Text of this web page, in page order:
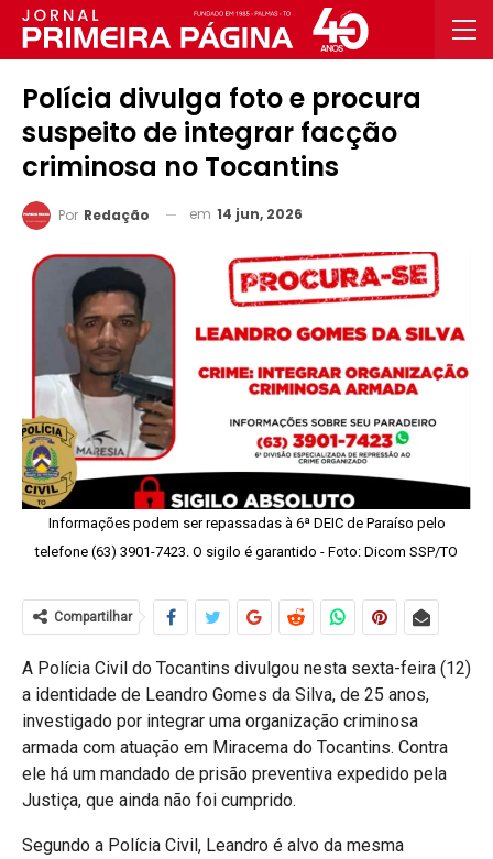
Polícia divulga foto e procura
suspeito de integrar facção
criminosa no Tocantins
Por Redação em 14 jun, 2026
Informações podem ser repassadas à 6ª DEIC de Paraíso pelo
telefone (63) 3901-7423. O sigilo é garantido - Foto: Dicom SSP/TO
Compartilhar
A Polícia Civil do Tocantins divulgou nesta sexta-feira (12)
a identidade de Leandro Gomes da Silva, de 25 anos,
investigado por integrar uma organização criminosa
armada com atuação em Miracema do Tocantins. Contra
ele há um mandado de prisão preventiva expedido pela
Justiça, que ainda não foi cumprido.
Segundo a Polícia Civil, Leandro é alvo da mesma